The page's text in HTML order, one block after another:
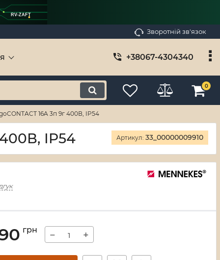
RV-ZAFT
Зворотній зв'язок
+38067-4304340
0
16A 3п 9г 400В, IP54
IP54 Артикул: 33_00000009910
грн − +